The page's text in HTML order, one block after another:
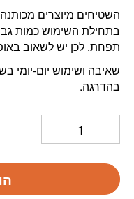
השטיחים מיוצרים
בתחילת השימוש כמות
תפחת. לכן יש לשאוב
שאיבה ושימוש יום-יומי
בהדרגה.